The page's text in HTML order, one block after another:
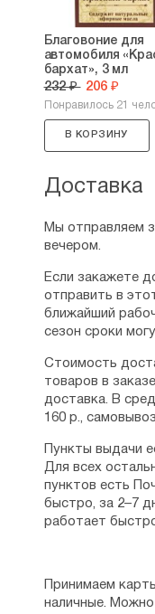
Благовоние для
автомобиля
бархат», 3 мл
232 ₽ 206 ₽
Понравилось 21
В КОРЗИНУ
Доставка
Мы отправляем
вечером.
Если закажете
отправить в
ближайший
сезон сроки
Стоимость
товаров в
доставка. В
160 р.,
Пункты выдачи
Для всех
пунктов есть
быстро, за 2–7
работает
Принимаем
наличные. Можно